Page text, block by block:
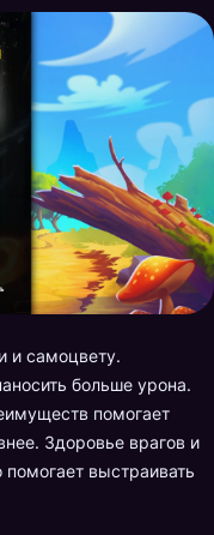
и самоцвету.
больше урона.
помогает
Здоровье врагов и
выстраивать